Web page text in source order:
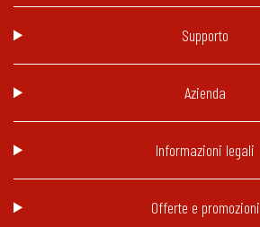
Supporto
Azienda
Informazioni legali
Offerte e promozioni